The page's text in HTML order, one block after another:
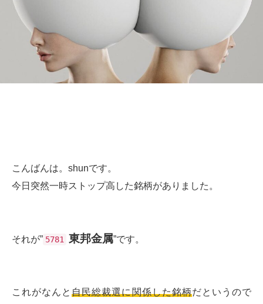
こんばんは。shunです。
今日突然一時ストップ高した銘柄がありました。
それが” 5781 東邦金属”です。
これがなんと自民総裁選に関係した銘柄だというので